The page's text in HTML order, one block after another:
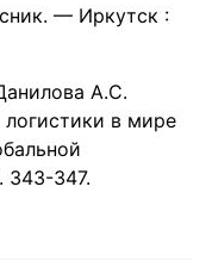
— Иркутск :
А.С.
в мире
347.